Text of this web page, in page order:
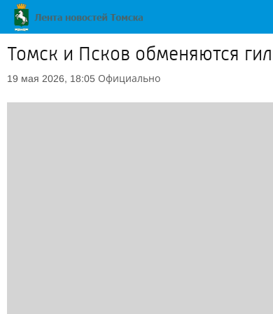
Томск и Псков обменяются
19 мая 2026, 18:05 Официально